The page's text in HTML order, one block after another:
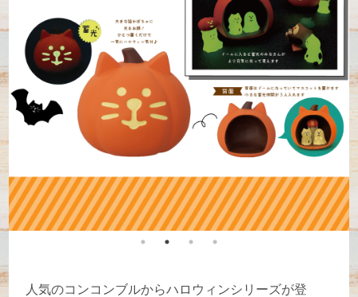
人気のコンコンブルからハロウィンシリーズが登